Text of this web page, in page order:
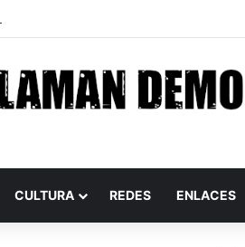
CULTURA REDES ENLACES